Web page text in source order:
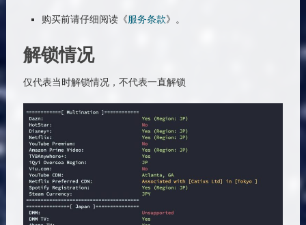
购买前请仔细阅读《服务条款》。
解锁情况
仅代表当时解锁情况，不代表一直解锁